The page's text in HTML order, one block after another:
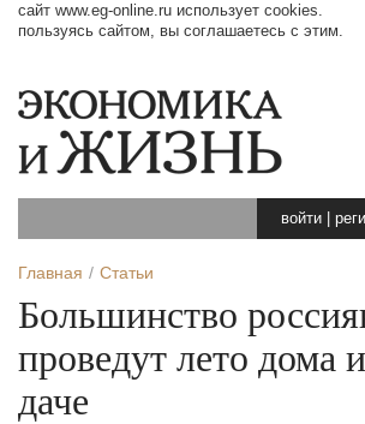
сайт www.eg-online.ru использует cookies.
пользуясь сайтом, вы соглашаетесь с этим.
войти
Главная Статьи
Большинство
проведут лето дома
даче